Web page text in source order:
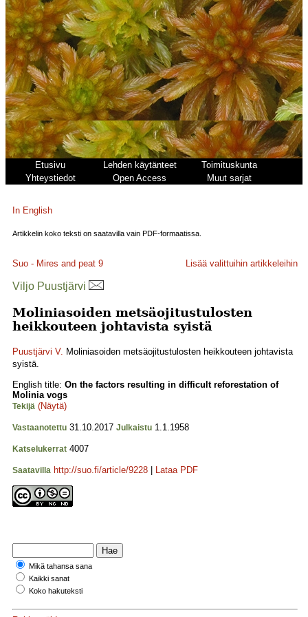
Etusivu Lehden käytänteet
Toimituskunta
Yhteystiedot
Open Access Muut sarjat
In English
Artikkelin koko teksti on saatavilla vain PDF-formaatissa.
Suo - Mires and peat 9 Lisää valittuihin artikkeleihin
Viljo Puustjärvi
Moliniasoiden metsäojitustulosten
heikkouteen johtavista syistä
Puustjärvi V. Moliniasoiden metsäojitustulosten heikkouteen johtavista
syistä.
English title: On the factors resulting in difficult reforestation of
Molinia vogs
Tekijä (Näytä)
Vastaanotettu 31.10.2017 Julkaistu 1.1.1958
Katselukerrat 4007
Saatavilla http://suo.fi/article/9228 Lataa PDF
Mikä tahansa sana
Kaikki sanat
Koko hakuteksti